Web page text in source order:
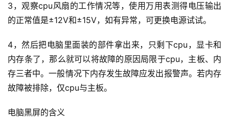
3，观察cpu风扇的工作情况等，使用万用表测得电压输出
的正常值是±12V和±15V，如有异常，可更换电源试试。
4，然后把电脑里面装的部件拿出来，只剩下cpu，显卡和
内存条了，那么就可以将故障的原因局限于cpu，主板、内
存三者中。一般情况下内存发生故障应发出报警声。 若内存
故障被排除，仅cpu与主板。
电脑黑屏的含义